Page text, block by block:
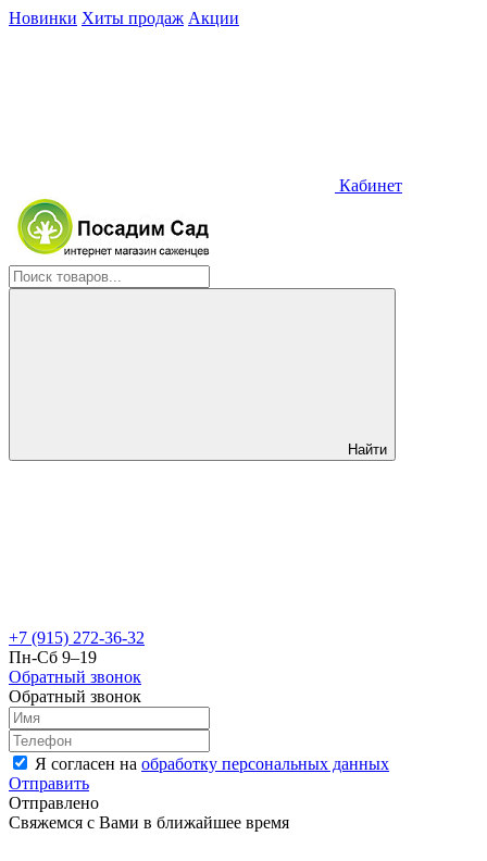
Новинки Хиты продаж Акции
Кабинет
Найти
+7 (915) 272-36-32
Пн-Сб 9–19
Обратный звонок
Обратный звонок
Я согласен на обработку персональных данных
Отправить
Отправлено
Свяжемся с Вами в ближайшее время